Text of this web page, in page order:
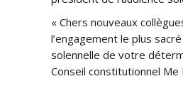
« Chers nouveaux
l’engagement le plus
solennelle de votre
Conseil constitutionnel Me